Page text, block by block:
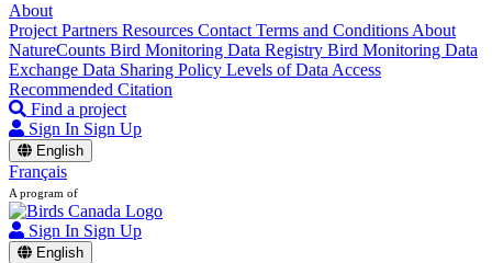
About
Project Partners Resources Contact Terms and Conditions About
NatureCounts Bird Monitoring Data Registry Bird Monitoring Data
Exchange Data Sharing Policy Levels of Data Access
Recommended Citation
Find a project
Sign In Sign Up
English
Français
A program of
Sign In Sign Up
English